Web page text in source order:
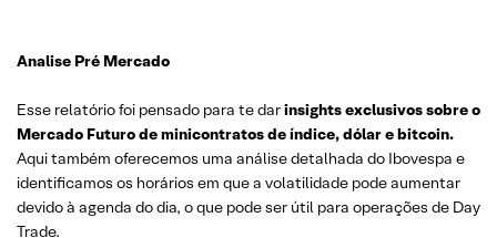
Analise Pré Mercado
Esse relatório foi pensado para te darinsights exclusivos sobre o
Mercado Futuro de minicontratos de índice, dólar e bitcoin.
Aqui também oferecemos uma análise detalhada do Ibovespa e
identificamos os horários em que a volatilidade pode aumentar
devido à agenda do dia, o que pode ser útil para operações de Day
Trade.